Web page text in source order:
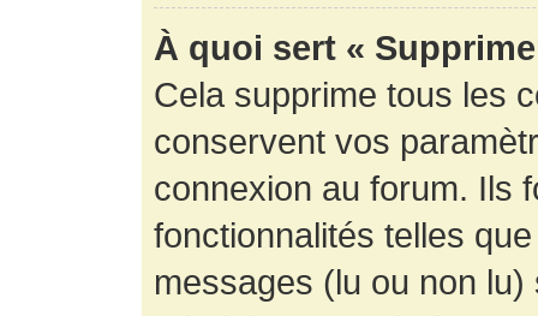
À quoi sert «
Cela supprime tous les
conservent vos
connexion au forum. Ils
fonctionnalités telles
messages (lu ou non